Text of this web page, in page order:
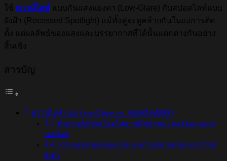
ใช้ ดาวน์ไลท์ แบบกันแสงแยงตา (Low-Glare) กับสปอตไลท์แบบ
ฝังฝ้า (Recessed Spotlight) แม้ทั้งคู่จะดูคล้ายกันในแง่การติด
ตั้ง แต่ผลลัพธ์ของแสงและบรรยากาศที่ได้นั้นแตกต่างกันอย่าง
สิ้นเชิง
สารบัญ
ดาวน์ไลท์ แบบ Low-Glare vs. สปอตไลท์ฝังฝ้า
ทำความรู้จักกับ โคมไฟดาวน์ไลท์ แบบ Low-Glare และส
ปอตไลท์
ความแตกต่างของมุมแสงและความสบายตาของ ดาวไลท์
ฝั่งฝ้า